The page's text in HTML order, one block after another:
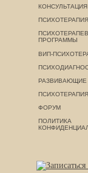
ПСИХОТЕРАПИЯ
ПРОГРАММЫ
ВИП-
РАЗВИВАЮЩИЕ
ПСИХОТЕРАПИЯ
ФОРУМ
ПОЛИТИКА